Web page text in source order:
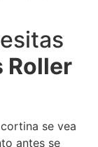
Roller
se vea
antes se